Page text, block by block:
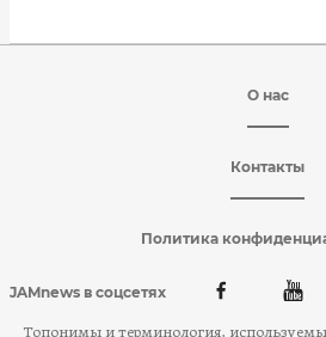
О нас
Контакты
Политика
JAMnews в соцсетях
Топонимы и терминология,